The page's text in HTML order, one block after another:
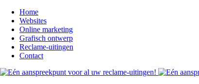
Home
Websites
Online marketing
Grafisch ontwerp
Reclame-uitingen
Contact